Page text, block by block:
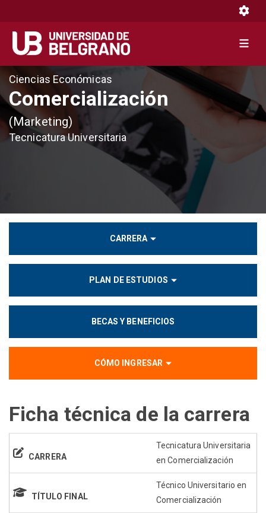
contenido
principal
Ciencias Económicas
Comercialización
(Marketing)
Tecnicatura Universitaria
CARRERA
PLAN DE ESTUDIOS
BECAS Y BENEFICIOS
CÓMO INGRESAR
Ficha técnica de la carrera
CARRERA
Tecnicatura Universitaria
en Comercialización
TÍTULO FINAL
Técnico Universitario en
Comercialización